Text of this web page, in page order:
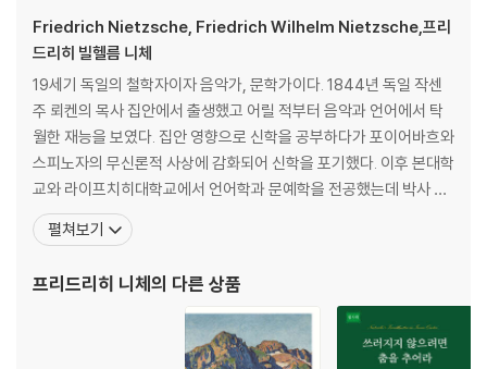
저녁녘에 나의 마음은 / 오래된 기념첩에 적어 넣다 / 잠 / 고향에 돌아오다
/ 초저녁 / 가을에 / 여름의 종말 / 어둠 속에서 / 공원에서 / 몰락 / 밤에 /
늪 가에서 / 봄에 / 마음의 황혼 / 태양 / 여름 / 롱델 / 겨울 저녁 / 고독한
자의 가을 / 저녁의 노래 /몰락 / 고요와 침묵 / 깊은 곳에서
하인리히 하이네
온갖 꽃이 피어나는 / 흐르는 이 눈물은 / 별들은 저 높은 하늘에서 / 먼 북
쪽의 민둥산 위에 / 나의 커다란 고통으로 / 어떤 젊은이가 한 처녀를 / 옛
날에 그녀가 부르던 노래가 / 너를 사랑하였고, 지금도 / 사랑하던 두 사람
이 / 꿈에 / 세월은 와서 가고 / 두 사람은 서로 사랑하고 있었다 / 너는 청
초한 꽃과 같이 / 너의 마음이 나에 대한 사랑으로 / 봄이 와서 / 마음을 스
치며 가벼이 / 가녀린 수련꽃이 꿈을 꾸면서 / 너의 파란 고운 눈으로 / 네
가 보낸 편지 / 눈비음의 키스, 눈비음의 사랑 / 사나운 파도가 / 진정한 나
Friedrich Nietzsche, Friedrich Wilhelm Nietzsche,프리
드리히 빌헬름 니체
19세기 독일의 철학자이자 음악가, 문학가이다. 1844년 독일 작센
주 뢰켄의 목사 집안에서 출생했고 어릴 적부터 음악과 언어에서 탁
월한 재능을 보였다. 집안 영향으로 신학을 공부하다가 포이어바흐와
스피노자의 무신론적 사상에 감화되어 신학을 포기했다. 이후 본대학
교와 라이프치히대학교에서 언어학과 문예학을 전공했는데 박사 논
문을 제출하기 전에 이미 명문대인 스위스 바젤대학교에 초빙될 만큼
뛰어난 학생이었다. 1869년부터 스위스 바젤대학교에서 고전문헌
었다. 편두통과 위통에 시달리는 데다가 우울증까지 앓았지만
펼쳐보기
프리드리히 니체의 다른 상품